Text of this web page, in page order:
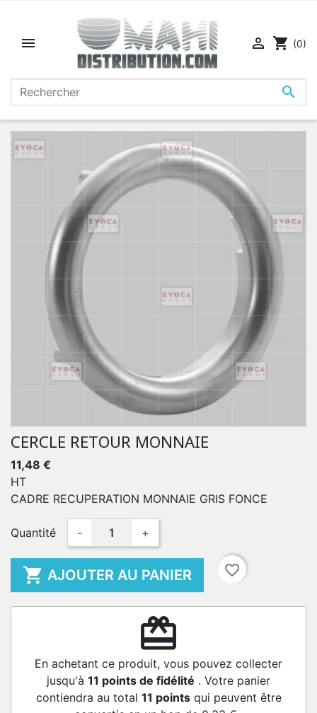


 shopping_cart (0)
CERCLE RETOUR MONNAIE
11,48 €
HT
CADRE RECUPERATION MONNAIE GRIS FONCE
Quantité - +
 AJOUTER AU PANIER favorite_border
redeem
En achetant ce produit, vous pouvez collecter
jusqu'à 11 points de fidélité . Votre panier
contiendra au total 11 pointsqui peuvent être